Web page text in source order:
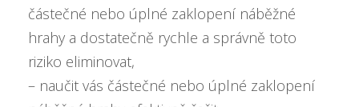
částečné nebo úplné zaklopení náběžné
hrahy a dostatečně rychle a správně toto
riziko eliminovat,
– naučit vás částečné nebo úplné zaklopení